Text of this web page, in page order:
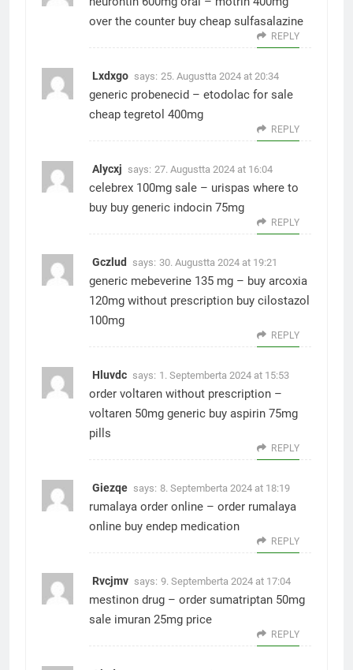
over the counter buy cheap sulfasalazine
REPLY
Lxdxgo says: 25. Augustta 2024 at 20:34
generic probenecid – etodolac for sale
cheap tegretol 400mg
REPLY
Alycxj says: 27. Augustta 2024 at 16:04
celebrex 100mg sale – urispas where to
buy buy generic indocin 75mg
REPLY
Gczlud says: 30. Augustta 2024 at 19:21
generic mebeverine 135 mg – buy arcoxia
120mg without prescription buy cilostazol
100mg
REPLY
Hluvdc says: 1. Septemberta 2024 at 15:53
order voltaren without prescription –
voltaren 50mg generic buy aspirin 75mg
pills
REPLY
Giezqe says: 8. Septemberta 2024 at 18:19
rumalaya order online – order rumalaya
online buy endep medication
REPLY
Rvcjmv says: 9. Septemberta 2024 at 17:04
mestinon drug – order sumatriptan 50mg
sale imuran 25mg price
REPLY